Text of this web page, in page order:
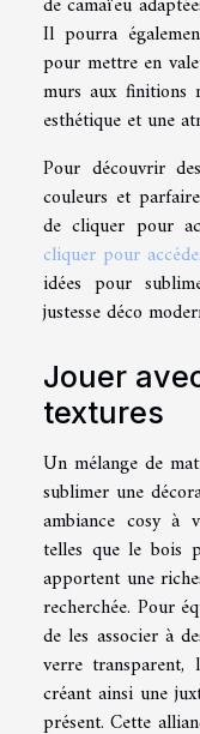
Il pourra
pour mettre en
murs aux finitions
esthétique et une
Pour découvrir
couleurs et
de cliquer pour
cliquer pour
idées pour
justesse déco
Jouer
textures
Un mélange de
sublimer une
ambiance cosy à
telles que le bois
apportent une
recherchée. Pour
de les associer à
verre
créant ainsi une
présent. Cette